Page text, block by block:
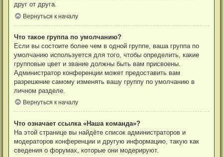
друг от друга.
Вернуться к началу
Что такое группа по умолчанию?
Если вы состоите более чем в одной группе, ваша группа по
умолчанию используется для того, чтобы определить, какие
групповые цвет и звание должны быть вам присвоены.
Администратор конференции может предоставить вам
разрешение самому изменять вашу группу по умолчанию в
личном разделе.
Вернуться к началу
Что означает ссылка «Наша команда»?
На этой странице вы найдёте список администраторов и
модераторов конференции и другую информацию, такую как
сведения о форумах, которые они модерируют.